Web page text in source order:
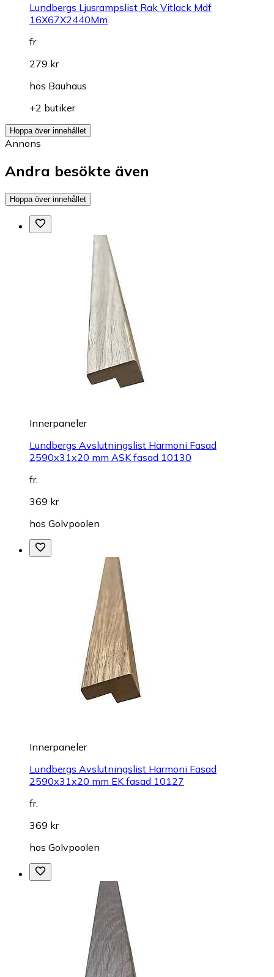
Lundbergs Ljusrampslist Rak Vitlack Mdf
16X67X2440Mm
fr.
279 kr
hos Bauhaus
+2 butiker
Hoppa över innehållet
Annons
Andra besökte även
Hoppa över innehållet
Innerpaneler
Lundbergs Avslutningslist Harmoni Fasad
2590x31x20 mm ASK fasad 10130
fr.
369 kr
hos Golvpoolen
Innerpaneler
Lundbergs Avslutningslist Harmoni Fasad
2590x31x20 mm EK fasad 10127
fr.
369 kr
hos Golvpoolen